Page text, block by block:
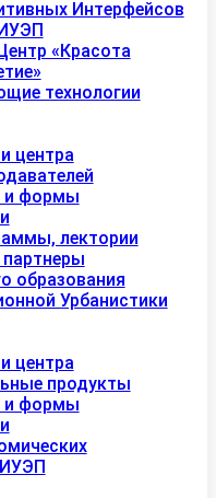
Интерфейсов
«Красота
технологии
центра
и формы
лектории
партнеры
образования
Урбанистики
центра
продукты
и формы